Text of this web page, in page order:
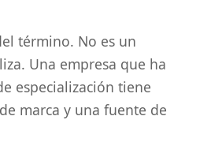
término. No es un
Una empresa que ha
especialización tiene
marca y una fuente de